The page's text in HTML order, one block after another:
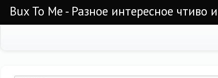
Bux To Me - Разное интересное чтиво